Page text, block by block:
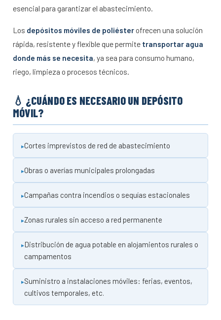
esencial para garantizar el abastecimiento.
Los depósitos móviles de poliéster ofrecen una solución
rápida, resistente y flexible que permite transportar agua
donde más se necesita, ya sea para consumo humano,
riego, limpieza o procesos técnicos.
💧 ¿CUÁNDO ES NECESARIO UN DEPÓSITO
MÓVIL?
Cortes imprevistos de red de abastecimiento
Obras o averías municipales prolongadas
Campañas contra incendios o sequías estacionales
Zonas rurales sin acceso a red permanente
Distribución de agua potable en alojamientos rurales o
campamentos
Suministro a instalaciones móviles: ferias, eventos,
cultivos temporales, etc.